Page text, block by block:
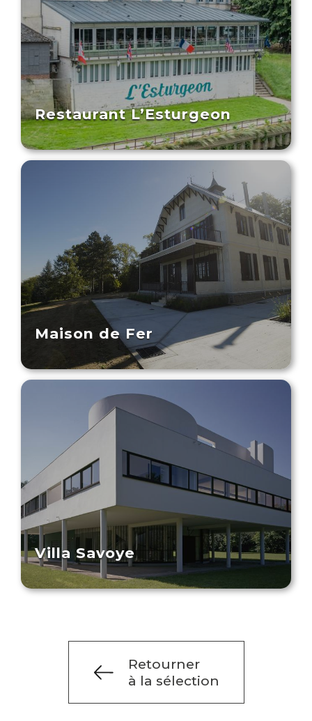
Restaurant L’Esturgeon
Maison de Fer
Villa Savoye
Retourner
à la sélection